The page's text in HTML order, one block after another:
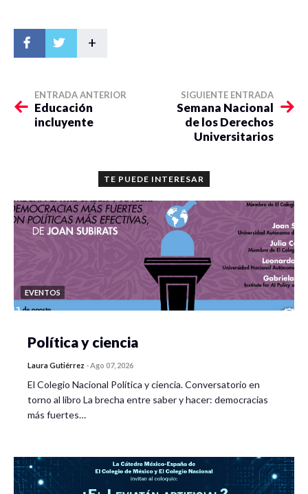
+
ENTRADA ANTERIOR
Educación
incluyente
SIGUIENTE ENTRADA
Semana Nacional
de los Derechos
Universitarios
TE PUEDE INTERESAR
EVENTOS
Política y ciencia
Laura Gutiérrez -Ago 07, 2026
El Colegio Nacional Política y ciencia. Conversatorio en
torno al libro La brecha entre saber y hacer: democracias
más fuertes…